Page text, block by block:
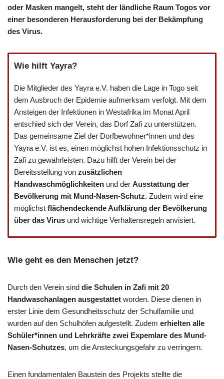
oder Masken mangelt, steht der ländliche Raum Togos vor
einer besonderen Herausforderung bei der Bekämpfung
des Virus.
Wie hilft Yayra?
Die Mitglieder des Yayra e.V. haben die Lage in Togo seit
dem Ausbruch der Epidemie aufmerksam verfolgt. Mit dem
Ansteigen der Infektionen in Westafrika im Monat April
entschied sich der Verein, das Dorf Zafi zu unterstützen.
Das gemeinsame Ziel der Dorfbewohner*innen und des
Yayra e.V. ist es, einen möglichst hohen Infektionsschutz in
Zafi zu gewährleisten. Dazu hilft der Verein bei der
Bereitsstellung von zusätzlichen
Handwaschmöglichkeiten und der Ausstattung der
Bevölkerung mit Mund-Nasen-Schutz. Zudem wird eine
möglichst flächendeckende Aufklärung der Bevölkerung
über das Virus und wichtige Verhaltensregeln anvisiert.
Wie geht es den Menschen jetzt?
Durch den Verein sind die Schulen in Zafi mit 20
Handwaschanlagen ausgestattet worden. Diese dienen in
erster Linie dem Gesundheitsschutz der Schulfamilie und
wurden auf den Schulhöfen aufgestellt. Zudem erhielten alle
Schüler*innen und Lehrkräfte zwei Expemlare des Mund-
Nasen-Schutzes, um die Ansteckungsgefahr zu verringern.
Einen fundamentalen Baustein des Projekts stellte die